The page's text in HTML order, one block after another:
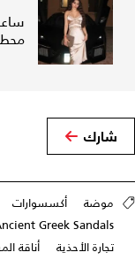
محط
شارك
موضة أكسسوارات
Greek Sandals
تجارة الأحذية
أناقة